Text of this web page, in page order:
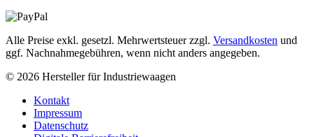
Alle Preise exkl. gesetzl. Mehrwertsteuer zzgl. Versandkosten und
ggf. Nachnahmegebühren, wenn nicht anders angegeben.
© 2026 Hersteller für Industriewaagen
Kontakt
Impressum
Datenschutz